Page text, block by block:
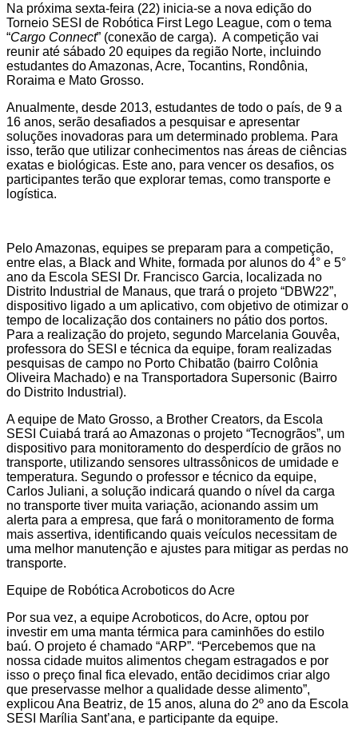
Na próxima sexta-feira (22) inicia-se a nova edição do
Torneio SESI de Robótica First Lego League, com o tema
“Cargo Connect” (conexão de carga). A competição vai
reunir até sábado 20 equipes da região Norte, incluindo
estudantes do Amazonas, Acre, Tocantins, Rondônia,
Roraima e Mato Grosso.
Anualmente, desde 2013, estudantes de todo o país, de 9 a
16 anos, serão desafiados a pesquisar e apresentar
soluções inovadoras para um determinado problema. Para
isso, terão que utilizar conhecimentos nas áreas de ciências
exatas e biológicas. Este ano, para vencer os desafios, os
participantes terão que explorar temas, como transporte e
logística.
Pelo Amazonas, equipes se preparam para a competição,
entre elas, a Black and White, formada por alunos do 4° e 5°
ano da Escola SESI Dr. Francisco Garcia, localizada no
Distrito Industrial de Manaus, que trará o projeto “DBW22”,
dispositivo ligado a um aplicativo, com objetivo de otimizar o
tempo de localização dos containers no pátio dos portos.
Para a realização do projeto, segundo Marcelania Gouvêa,
professora do SESI e técnica da equipe, foram realizadas
pesquisas de campo no Porto Chibatão (bairro Colônia
Oliveira Machado) e na Transportadora Supersonic (Bairro
do Distrito Industrial).
A equipe de Mato Grosso, a Brother Creators, da Escola
SESI Cuiabá trará ao Amazonas o projeto “Tecnogrãos”, um
dispositivo para monitoramento do desperdício de grãos no
transporte, utilizando sensores ultrassônicos de umidade e
temperatura. Segundo o professor e técnico da equipe,
Carlos Juliani, a solução indicará quando o nível da carga
no transporte tiver muita variação, acionando assim um
alerta para a empresa, que fará o monitoramento de forma
mais assertiva, identificando quais veículos necessitam de
uma melhor manutenção e ajustes para mitigar as perdas no
transporte.
Equipe de Robótica Acroboticos do Acre
Por sua vez, a equipe Acroboticos, do Acre, optou por
investir em uma manta térmica para caminhões do estilo
baú. O projeto é chamado “ARP”. “Percebemos que na
nossa cidade muitos alimentos chegam estragados e por
isso o preço final fica elevado, então decidimos criar algo
que preservasse melhor a qualidade desse alimento”,
explicou Ana Beatriz, de 15 anos, aluna do 2º ano da Escola
SESI Marília Sant’ana, e participante da equipe.